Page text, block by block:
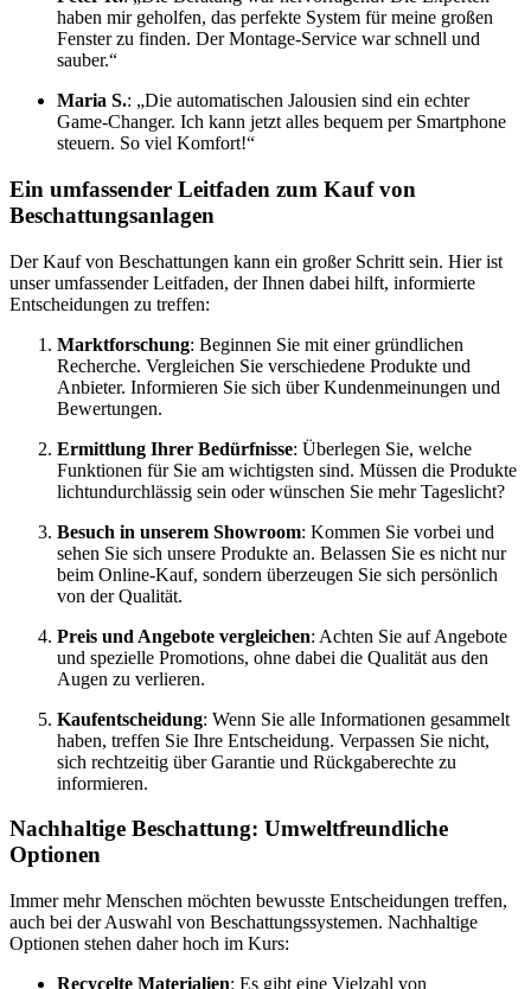
haben mir geholfen, das perfekte System für meine großen
Fenster zu finden. Der Montage-Service war schnell und
sauber.“
Maria S.: „Die automatischen Jalousien sind ein echter
Game-Changer. Ich kann jetzt alles bequem per Smartphone
steuern. So viel Komfort!“
Ein umfassender Leitfaden zum Kauf von
Beschattungsanlagen
Der Kauf von Beschattungen kann ein großer Schritt sein. Hier ist
unser umfassender Leitfaden, der Ihnen dabei hilft, informierte
Entscheidungen zu treffen:
Marktforschung: Beginnen Sie mit einer gründlichen
Recherche. Vergleichen Sie verschiedene Produkte und
Anbieter. Informieren Sie sich über Kundenmeinungen und
Bewertungen.
Ermittlung Ihrer Bedürfnisse: Überlegen Sie, welche
Funktionen für Sie am wichtigsten sind. Müssen die Produkte
lichtundurchlässig sein oder wünschen Sie mehr Tageslicht?
Besuch in unserem Showroom: Kommen Sie vorbei und
sehen Sie sich unsere Produkte an. Belassen Sie es nicht nur
beim Online-Kauf, sondern überzeugen Sie sich persönlich
von der Qualität.
Preis und Angebote vergleichen: Achten Sie auf Angebote
und spezielle Promotions, ohne dabei die Qualität aus den
Augen zu verlieren.
Kaufentscheidung: Wenn Sie alle Informationen gesammelt
haben, treffen Sie Ihre Entscheidung. Verpassen Sie nicht,
sich rechtzeitig über Garantie und Rückgaberechte zu
informieren.
Nachhaltige Beschattung: Umweltfreundliche
Optionen
Immer mehr Menschen möchten bewusste Entscheidungen treffen,
auch bei der Auswahl von Beschattungssystemen. Nachhaltige
Optionen stehen daher hoch im Kurs:
Recycelte Materialien: Es gibt eine Vielzahl von